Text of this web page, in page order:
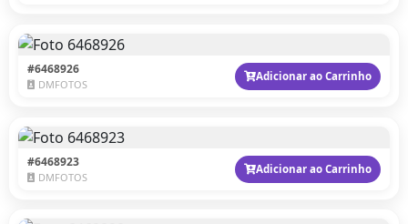
#6468926
DMFOTOS
Adicionar ao Carrinho
#6468923
DMFOTOS
Adicionar ao Carrinho